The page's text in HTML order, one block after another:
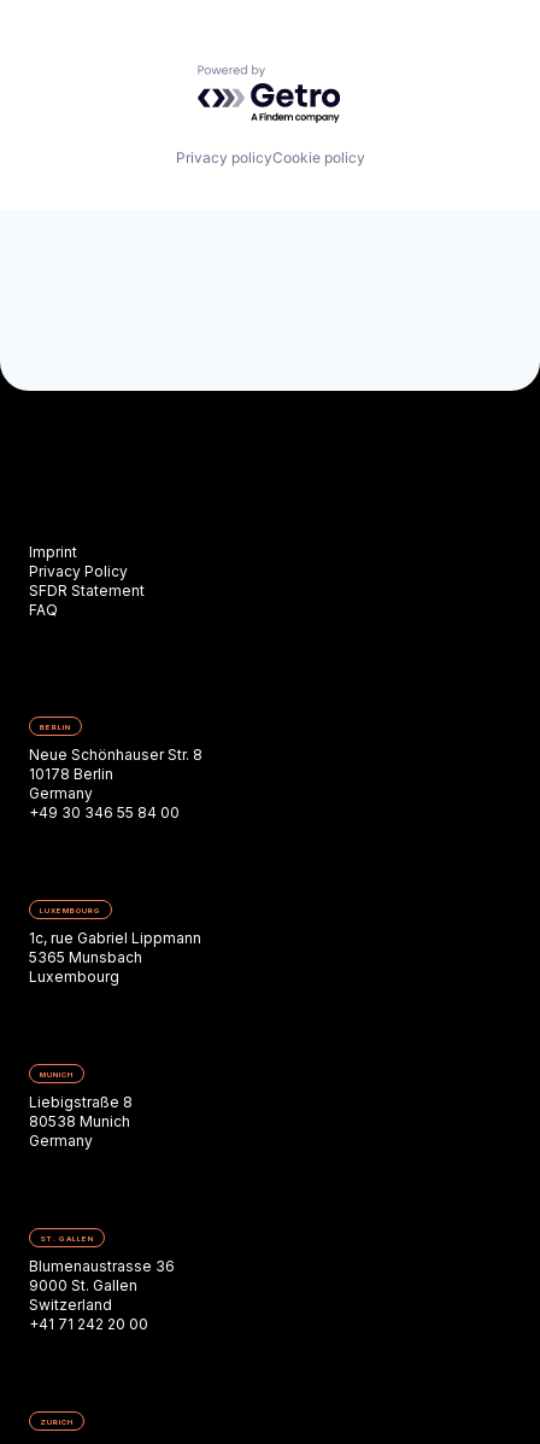
Powered by Getro.com
Privacy policyCookie policy
Imprint
Privacy Policy
SFDR Statement
FAQ
BERLIN
Neue Schönhauser Str. 8
10178 Berlin
Germany
+49 30 346 55 84 00
LUXEMBOURG
1c, rue Gabriel Lippmann
5365 Munsbach
Luxembourg
MUNICH
Liebigstraße 8
80538 Munich
Germany
ST. GALLEN
Blumenaustrasse 36
9000 St. Gallen
Switzerland
+41 71 242 20 00
ZURICH